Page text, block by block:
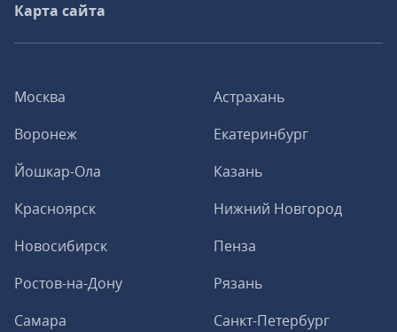
Москва
Астрахань
Воронеж
Екатеринбург
Йошкар-Ола
Казань
Красноярск
Нижний Новгород
Новосибирск
Пенза
Ростов-на-Дону
Рязань
Самара
Санкт-Петербург
Карта сайта